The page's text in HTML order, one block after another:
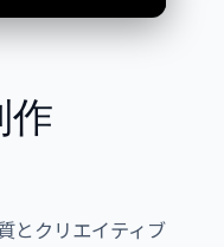
作
とクリエイティブ